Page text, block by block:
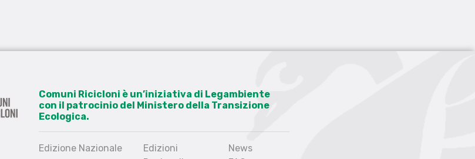
Comuni Ricicloni è un’iniziativa di Legambiente
con il patrocinio del Ministero della Transizione
Ecologica.
Edizione Nazionale
Edizioni
News